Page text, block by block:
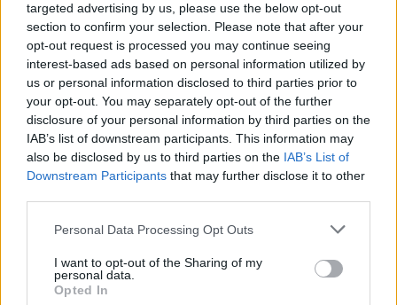
targeted advertising by us, please use the below opt-out
section to confirm your selection. Please note that after your
opt-out request is processed you may continue seeing
interest-based ads based on personal information utilized by
us or personal information disclosed to third parties prior to
your opt-out. You may separately opt-out of the further
disclosure of your personal information by third parties on the
IAB’s list of downstream participants. This information may
also be disclosed by us to third parties on the IAB’s List of
Downstream Participants that may further disclose it to other
Personal Data Processing Opt Outs
I want to opt-out of the Sharing of my
personal data.
Opted In